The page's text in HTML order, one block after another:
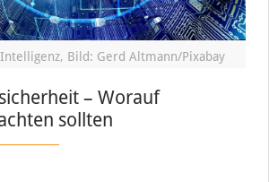
Bild: Gerd Altmann/Pixabay
– Worauf
sollten